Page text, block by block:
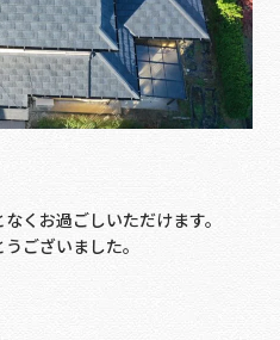
くお過ごしいただけます。
ございました。